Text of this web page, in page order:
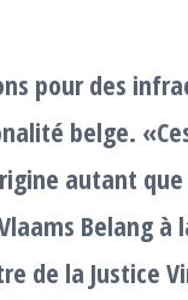
pour des
belge.
autant
Belang à
de la Justice